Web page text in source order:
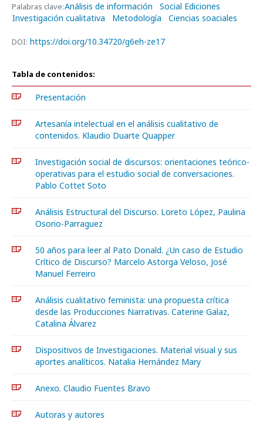
Palabras clave:Análisis de información
Social Ediciones
Investigación cualitativa
Metodología Ciencias soaciales
DOI: https://doi.org/10.34720/g6eh-ze17
Tabla de contenidos:
Presentación
Artesanía intelectual en el análisis cualitativo de
contenidos. Klaudio Duarte Quapper
Investigación social de discursos: orientaciones teórico-
operativas para el estudio social de conversaciones.
Pablo Cottet Soto
Análisis Estructural del Discurso. Loreto López, Paulina
Osorio-Parraguez
50 años para leer al Pato Donald. ¿Un caso de Estudio
Crítico de Discurso? Marcelo Astorga Veloso, José
Manuel Ferreiro
Análisis cualitativo feminista: una propuesta crítica
desde las Producciones Narrativas. Caterine Galaz,
Catalina Álvarez
Dispositivos de Investigaciones. Material visual y sus
aportes analíticos. Natalia Hernández Mary
Anexo. Claudio Fuentes Bravo
Autoras y autores